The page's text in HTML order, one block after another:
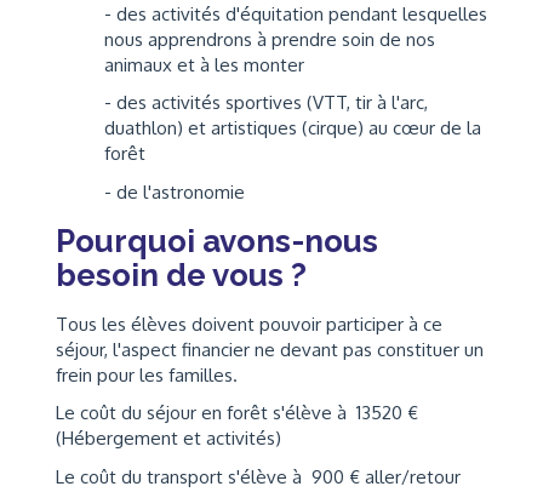
- des activités d'équitation pendant lesquelles
nous apprendrons à prendre soin de nos
animaux et à les monter
- des activités sportives (VTT, tir à l'arc,
duathlon) et artistiques (cirque) au cœur de la
forêt
- de l'astronomie
Pourquoi avons-nous
besoin de vous ?
Tous les élèves doivent pouvoir participer à ce
séjour, l'aspect financier ne devant pas constituer un
frein pour les familles.
Le coût du séjour en forêt s'élève à 13520 €
(Hébergement et activités)
Le coût du transport s'élève à 900 € aller/retour